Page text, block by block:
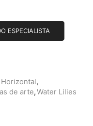
ESPECIALISTA
,
de arte,Water Lilies